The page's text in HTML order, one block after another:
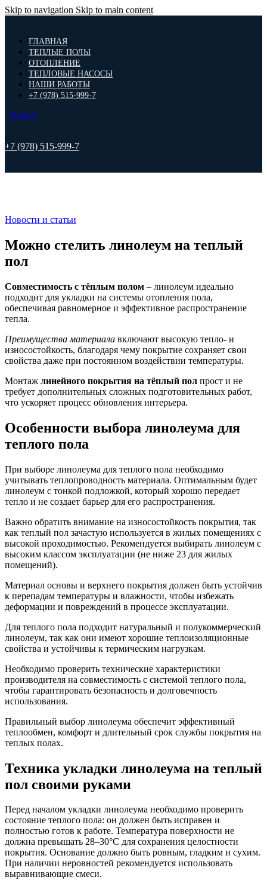
Skip to navigation Skip to main content
ГЛАВНАЯ
ТЕПЛЫЕ ПОЛЫ
ОТОПЛЕНИЕ
ТЕПЛОВЫЕ НАСОСЫ
НАШИ РАБОТЫ
+7 (978) 515-999-7
Поиск
+7 (978) 515-999-7
Новости и статьи
Можно стелить линолеум на теплый
пол
Совместимость с тёплым полом – линолеум идеально
подходит для укладки на системы отопления пола,
обеспечивая равномерное и эффективное распространение
тепла.
Преимущества материала включают высокую тепло- и
износостойкость, благодаря чему покрытие сохраняет свои
свойства даже при постоянном воздействии температуры.
Монтаж линейного покрытия на тёплый пол прост и не
требует дополнительных сложных подготовительных работ,
что ускоряет процесс обновления интерьера.
Особенности выбора линолеума для
теплого пола
При выборе линолеума для теплого пола необходимо
учитывать теплопроводность материала. Оптимальным будет
линолеум с тонкой подложкой, который хорошо передает
тепло и не создает барьер для его распространения.
Важно обратить внимание на износостойкость покрытия, так
как теплый пол зачастую используется в жилых помещениях с
высокой проходимостью. Рекомендуется выбирать линолеум с
высоким классом эксплуатации (не ниже 23 для жилых
помещений).
Материал основы и верхнего покрытия должен быть устойчив
к перепадам температуры и влажности, чтобы избежать
деформации и повреждений в процессе эксплуатации.
Для теплого пола подходит натуральный и полукоммерческий
линолеум, так как они имеют хорошие теплоизоляционные
свойства и устойчивы к термическим нагрузкам.
Необходимо проверить технические характеристики
производителя на совместимость с системой теплого пола,
чтобы гарантировать безопасность и долговечность
использования.
Правильный выбор линолеума обеспечит эффективный
теплообмен, комфорт и длительный срок службы покрытия на
теплых полах.
Техника укладки линолеума на теплый
пол своими руками
Перед началом укладки линолеума необходимо проверить
состояние теплого пола: он должен быть исправен и
полностью готов к работе. Температура поверхности не
должна превышать 28–30°C для сохранения целостности
покрытия. Основание должно быть ровным, гладким и сухим.
При наличии неровностей рекомендуется использовать
выравнивающие смеси.